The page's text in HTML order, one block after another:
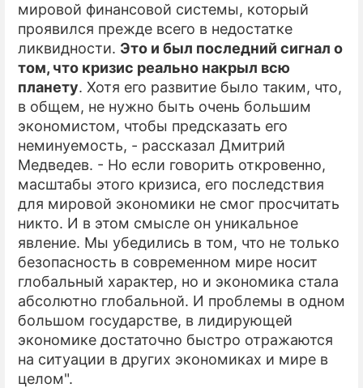
мировой финансовой системы, который
проявился прежде всего в недостатке
ликвидности. Это и был последний сигнал о
том, что кризис реально накрыл всю
планету. Хотя его развитие было таким, что,
в общем, не нужно быть очень большим
экономистом, чтобы предсказать его
неминуемость, - рассказал Дмитрий
Медведев. - Но если говорить откровенно,
масштабы этого кризиса, его последствия
для мировой экономики не смог просчитать
никто. И в этом смысле он уникальное
явление. Мы убедились в том, что не только
безопасность в современном мире носит
глобальный характер, но и экономика стала
абсолютно глобальной. И проблемы в одном
большом государстве, в лидирующей
экономике достаточно быстро отражаются
на ситуации в других экономиках и мире в
целом".